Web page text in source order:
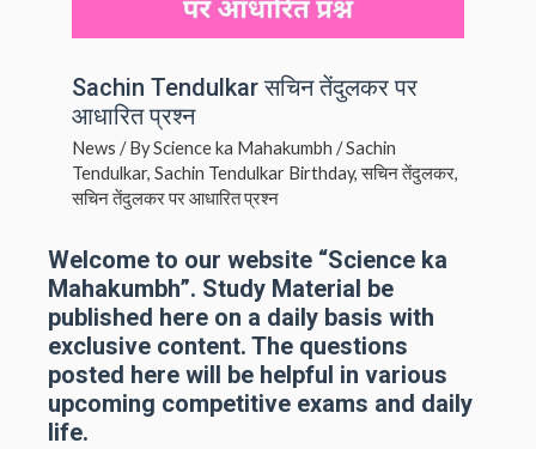
Sachin Tendulkar सचिन तेंदुलकर पर
आधारित प्रश्न
News / ByScience ka Mahakumbh /Sachin
Tendulkar, Sachin Tendulkar Birthday,सचिन तेंदुलकर,
सचिन तेंदुलकर पर आधारित प्रश्न
Welcome to our website “Science ka
Mahakumbh”. Study Material be
published here on a daily basis with
exclusive content. The questions
posted here will be helpful in various
upcoming competitive exams and daily
life.